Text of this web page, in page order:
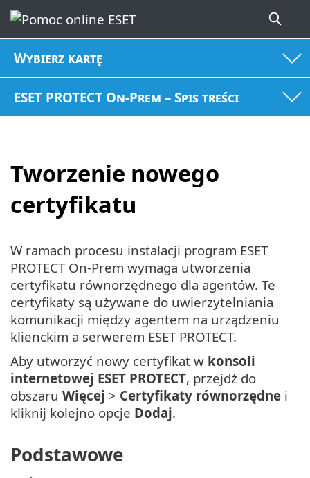
Wybierz kartę
ESET PROTECT On-Prem – Spis treści
Tworzenie nowego
certyfikatu
W ramach procesu instalacji program ESET
PROTECT On-Prem wymaga utworzenia
certyfikatu równorzędnego dla agentów. Te
certyfikaty są używane do uwierzytelniania
komunikacji między agentem na urządzeniu
klienckim a serwerem ESET PROTECT.
Aby utworzyć nowy certyfikat w konsoli
internetowej ESET PROTECT, przejdź do
obszaru Więcej > Certyfikaty równorzędne i
kliknij kolejno opcje Dodaj.
Podstawowe